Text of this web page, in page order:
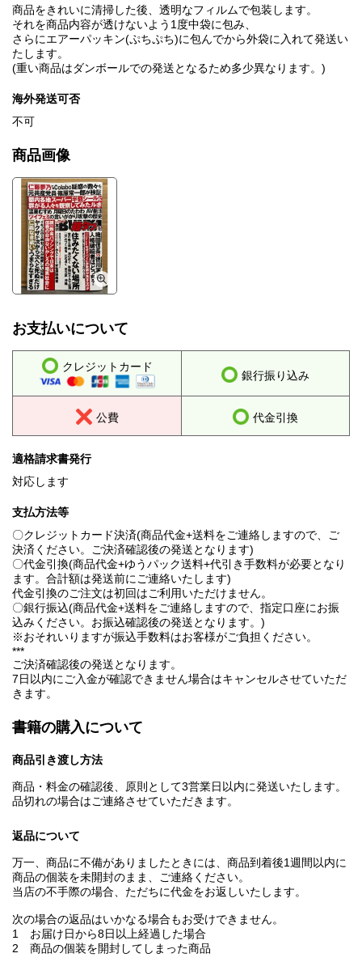
商品をきれいに清掃した後、透明なフィルムで包装します。
それを商品内容が透けないよう1度中袋に包み、
さらにエアーパッキン(ぷちぷち)に包んでから外袋に入れて発送い
たします。
(重い商品はダンボールでの発送となるため多少異なります。)
海外発送可否
不可
商品画像
お支払いについて
クレジットカード
銀行振り込み
公費 代金引換
適格請求書発行
対応します
支払方法等
〇クレジットカード決済(商品代金+送料をご連絡しますので、ご
決済ください。ご決済確認後の発送となります)
〇代金引換(商品代金+ゆうパック送料+代引き手数料が必要となり
ます。合計額は発送前にご連絡いたします)
代金引換のご注文は初回はご利用いただけません。
〇銀行振込(商品代金+送料をご連絡しますので、指定口座にお振
込みください。お振込確認後の発送となります。)
※おそれいりますが振込手数料はお客様がご負担ください。
***
ご決済確認後の発送となります。
7日以内にご入金が確認できません場合はキャンセルさせていただ
きます。
書籍の購入について
商品引き渡し方法
商品・料金の確認後、原則として3営業日以内に発送いたします。
品切れの場合はご連絡させていただきます。
返品について
万一、商品に不備がありましたときには、商品到着後1週間以内に
商品の個装を未開封のまま、ご連絡ください。
当店の不手際の場合、ただちに代金をお返しいたします。
次の場合の返品はいかなる場合もお受けできません。
1 お届け日から8日以上経過した場合
2 商品の個装を開封してしまった商品